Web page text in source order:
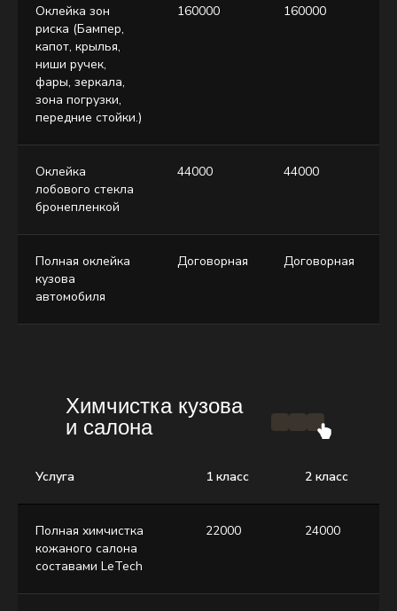
Оклейка зон
риска (Бампер,
капот, крылья,
ниши ручек,
фары, зеркала,
зона погрузки,
передние стойки.)
160000 160000
Оклейка
лобового стекла
бронепленкой
44000 44000
Полная оклейка
кузова
автомобиля
Договорная Договорная
Химчистка кузова
и салона
Услуга 1 класс 2 класс
Полная химчистка
кожаного салона
составами LeTech
22000 24000